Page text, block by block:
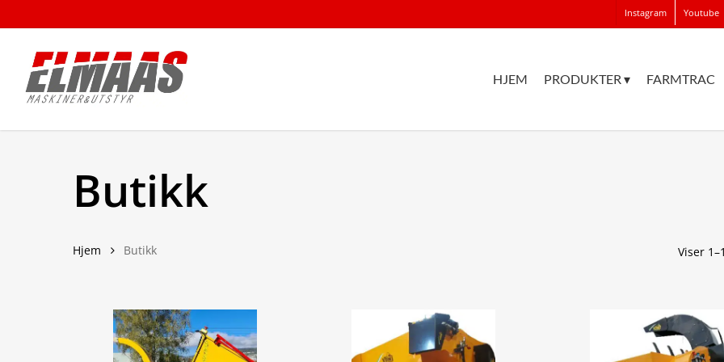
to
content
Instagram Youtube
HJEM PRODUKTER ▾ FARMTRAC
Butikk
Viser
Hjem Butikk